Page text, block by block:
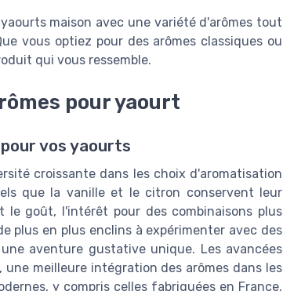
maison avec une variété d'arômes tout
vous optiez pour des arômes classiques ou
qui vous ressemble.
pour yaourt
vos yaourts
croissante dans les choix d'aromatisation
que la vanille et le citron conservent leur
le goût, l'intérêt pour des combinaisons plus
plus en plus enclins à expérimenter avec des
aventure gustative unique. Les avancées
meilleure intégration des arômes dans les
y compris celles fabriquées en France,